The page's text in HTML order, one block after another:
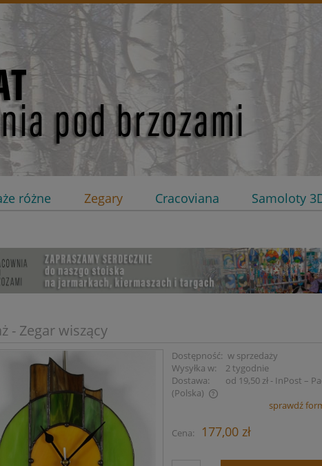
różne Zegary Cracoviana Samoloty
- Zegar wiszący
Dostępność: w sprzedaży
Wysyłka w:
2 tygodnie
Dostawa:
od 19,50 zł - InPost –
(Polska)
Cena nie zawiera ewentualnych kosztów
płatności
sprawdź
Cena: 177,00 zł